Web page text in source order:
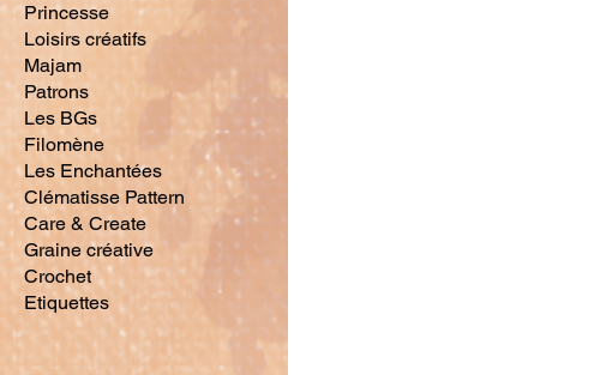
Princesse
Loisirs créatifs
Majam
Patrons
Les BGs
Filomène
Les Enchantées
Clématisse Pattern
Care & Create
Graine créative
Crochet
Etiquettes